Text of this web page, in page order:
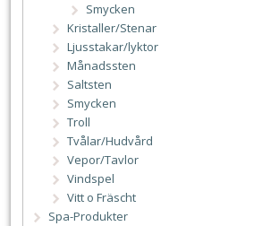
Smycken
Kristaller/Stenar
Ljusstakar/lyktor
Månadssten
Saltsten
Smycken
Troll
Tvålar/Hudvård
Vepor/Tavlor
Vindspel
Vitt o Fräscht
Spa-Produkter